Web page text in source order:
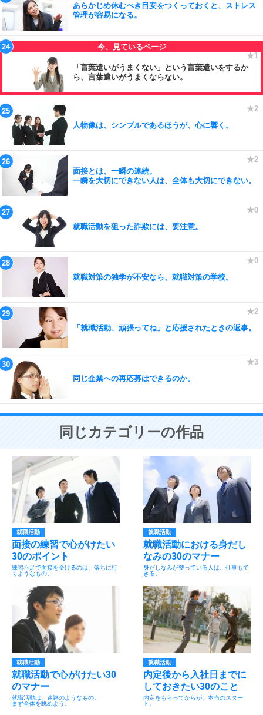
あらかじめ休むべき目安をつくっておくと、ストレス
管理が容易になる。
「言葉遣いがうまくない」という言葉遣いをするか
ら、言葉遣いがうまくならない。
人物像は、シンプルであるほうが、心に響く。
面接とは、一瞬の連続。
一瞬を大切にできない人は、全体も大切にできない。
就職活動を狙った詐欺には、要注意。
就職対策の独学が不安なら、就職対策の学校。
「就職活動、頑張ってね」と応援されたときの返事。
同じ企業への再応募はできるのか。
同じカテゴリーの作品
就職活動
面接の練習で心がけたい
30のポイント
練習不足で面接を受けるのは、落ちに行
くようなもの。
就職活動
就職活動における身だし
なみの30のマナー
身だしなみが整っている人は、仕事もで
きる。
就職活動
就職活動で心がけたい30
のマナー
就職活動は、迷路のようなもの。
まず全体を眺めよう。
就職活動
内定後から入社日までに
しておきたい30のこと
内定をもらってからが、本当のスター
ト。